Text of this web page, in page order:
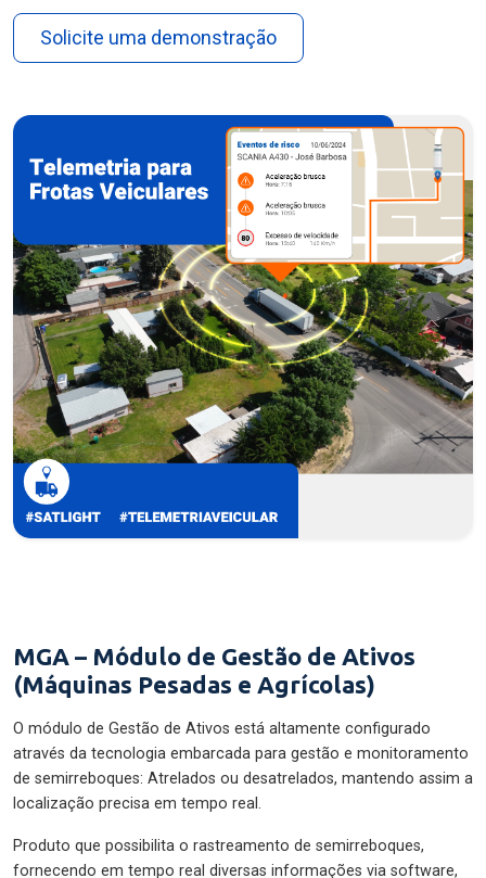
Solicite uma demonstração
MGA – Módulo de Gestão de Ativos
(Máquinas Pesadas e Agrícolas)
O módulo de Gestão de Ativos está altamente configurado
através da tecnologia embarcada para gestão e monitoramento
de semirreboques: Atrelados ou desatrelados, mantendo assim a
localização precisa em tempo real.
Produto que possibilita o rastreamento de semirreboques,
fornecendo em tempo real diversas informações via software,